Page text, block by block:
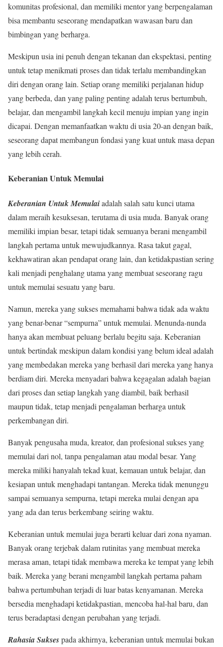
komunitas profesional, dan memiliki mentor yang berpengalaman
bisa membantu seseorang mendapatkan wawasan baru dan
bimbingan yang berharga.
Meskipun usia ini penuh dengan tekanan dan ekspektasi, penting
untuk tetap menikmati proses dan tidak terlalu membandingkan
diri dengan orang lain. Setiap orang memiliki perjalanan hidup
yang berbeda, dan yang paling penting adalah terus bertumbuh,
belajar, dan mengambil langkah kecil menuju impian yang ingin
dicapai. Dengan memanfaatkan waktu di usia 20-an dengan baik,
seseorang dapat membangun fondasi yang kuat untuk masa depan
yang lebih cerah.
Keberanian Untuk Memulai
Keberanian Untuk Memulaiadalah salah satu kunci utama
dalam meraih kesuksesan, terutama di usia muda. Banyak orang
memiliki impian besar, tetapi tidak semuanya berani mengambil
langkah pertama untuk mewujudkannya. Rasa takut gagal,
kekhawatiran akan pendapat orang lain, dan ketidakpastian sering
kali menjadi penghalang utama yang membuat seseorang ragu
untuk memulai sesuatu yang baru.
Namun, mereka yang sukses memahami bahwa tidak ada waktu
yang benar-benar “sempurna” untuk memulai. Menunda-nunda
hanya akan membuat peluang berlalu begitu saja. Keberanian
untuk bertindak meskipun dalam kondisi yang belum ideal adalah
yang membedakan mereka yang berhasil dari mereka yang hanya
berdiam diri. Mereka menyadari bahwa kegagalan adalah bagian
dari proses dan setiap langkah yang diambil, baik berhasil
maupun tidak, tetap menjadi pengalaman berharga untuk
perkembangan diri.
Banyak pengusaha muda, kreator, dan profesional sukses yang
memulai dari nol, tanpa pengalaman atau modal besar. Yang
mereka miliki hanyalah tekad kuat, kemauan untuk belajar, dan
kesiapan untuk menghadapi tantangan. Mereka tidak menunggu
sampai semuanya sempurna, tetapi mereka mulai dengan apa
yang ada dan terus berkembang seiring waktu.
Keberanian untuk memulai juga berarti keluar dari zona nyaman.
Banyak orang terjebak dalam rutinitas yang membuat mereka
merasa aman, tetapi tidak membawa mereka ke tempat yang lebih
baik. Mereka yang berani mengambil langkah pertama paham
bahwa pertumbuhan terjadi di luar batas kenyamanan. Mereka
bersedia menghadapi ketidakpastian, mencoba hal-hal baru, dan
terus beradaptasi dengan perubahan yang terjadi.
Rahasia Suksespada akhirnya, keberanian untuk memulai bukan